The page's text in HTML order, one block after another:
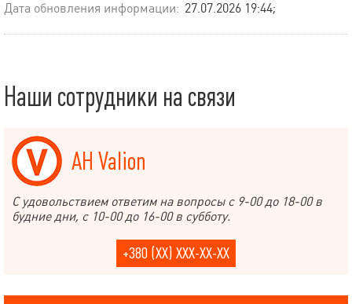
Дата обновления информации: 27.07.2026 19:44;
Наши сотрудники на связи
АН Valion
С удовольствием ответим на вопросы с 9-00 до 18-00 в
будние дни, с 10-00 до 16-00 в субботу.
+380 (XX) XXX-XX-XX